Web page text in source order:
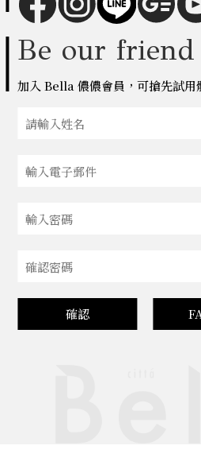
Be our friend
加入 Bella 儂儂會員，可搶先試用
確認